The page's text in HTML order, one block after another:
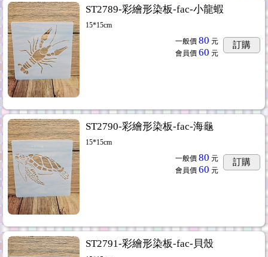
ST2789-彩繪形染板-fac-小龍蝦
15*15cm
一般價 80 元
會員價 60 元
訂購
ST2790-彩繪形染板-fac-海龜
15*15cm
一般價 80 元
會員價 60 元
訂購
ST2791-彩繪形染板-fac-貝殼